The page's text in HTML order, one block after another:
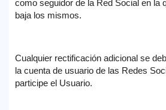
como seguidor de la Red Social en la
baja los mismos.
Cualquier rectificación adicional se
la cuenta de usuario de las Redes
participe el Usuario.